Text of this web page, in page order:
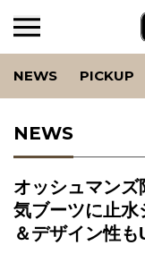
NEWS PICKUP
NEWS
オッシュマンズ
気ブーツに止水
＆デザイン性も